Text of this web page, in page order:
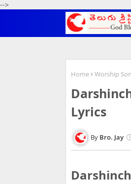
-->
Home Worship
Lyrics
Bro. Jay